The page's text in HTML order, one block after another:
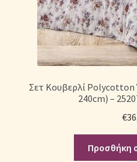
Σετ Κουβερλί Polycotton
240cm) –
€
Προσθήκη